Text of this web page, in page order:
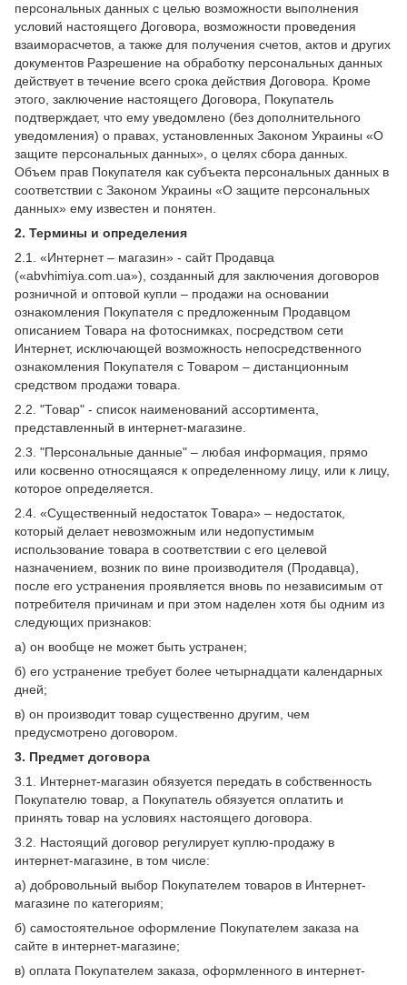
персональных данных с целью возможности выполнения
условий настоящего Договора, возможности проведения
взаиморасчетов, а также для получения счетов, актов и других
документов Разрешение на обработку персональных данных
действует в течение всего срока действия Договора. Кроме
этого, заключение настоящего Договора, Покупатель
подтверждает, что ему уведомлено (без дополнительного
уведомления) о правах, установленных Законом Украины «О
защите персональных данных», о целях сбора данных.
Объем прав Покупателя как субъекта персональных данных в
соответствии с Законом Украины «О защите персональных
данных» ему известен и понятен.
2. Термины и определения
2.1. «Интернет – магазин» - сайт Продавца
(«abvhimiya.com.ua»), созданный для заключения договоров
розничной и оптовой купли – продажи на основании
ознакомления Покупателя с предложенным Продавцом
описанием Товара на фотоснимках, посредством сети
Интернет, исключающей возможность непосредственного
ознакомления Покупателя с Товаром – дистанционным
средством продажи товара.
2.2. "Товар" - список наименований ассортимента,
представленный в интернет-магазине.
2.3. "Персональные данные" – любая информация, прямо
или косвенно относящаяся к определенному лицу, или к лицу,
которое определяется.
2.4. «Существенный недостаток Товара» – недостаток,
который делает невозможным или недопустимым
использование товара в соответствии с его целевой
назначением, возник по вине производителя (Продавца),
после его устранения проявляется вновь по независимым от
потребителя причинам и при этом наделен хотя бы одним из
следующих признаков:
а) он вообще не может быть устранен;
б) его устранение требует более четырнадцати календарных
дней;
в) он производит товар существенно другим, чем
предусмотрено договором.
3. Предмет договора
3.1. Интернет-магазин обязуется передать в собственность
Покупателю товар, а Покупатель обязуется оплатить и
принять товар на условиях настоящего договора.
3.2. Настоящий договор регулирует куплю-продажу в
интернет-магазине, в том числе:
а) добровольный выбор Покупателем товаров в Интернет-
магазине по категориям;
б) самостоятельное оформление Покупателем заказа на
сайте в интернет-магазине;
в) оплата Покупателем заказа, оформленного в интернет-